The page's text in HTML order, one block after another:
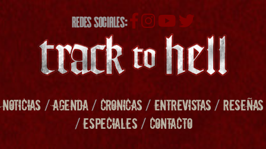
REDES SOCIALES:
NOTICIAS /AGENDA/ CRONICAS/ENTREVISTAS/RESEÑAS
/ESPECIALES/ CONTACTO